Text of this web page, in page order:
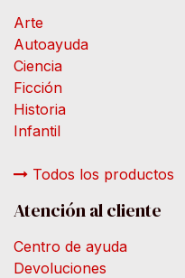
Arte
Autoayuda
Ciencia
Ficción
Historia
Infantil
Todos los productos
Atención al cliente
Centro de ayuda
Devoluciones